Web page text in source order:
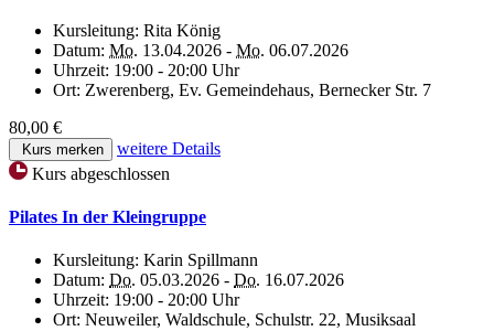
Kursleitung: Rita König
Datum: Mo. 13.04.2026 - Mo. 06.07.2026
Uhrzeit: 19:00 - 20:00 Uhr
Ort: Zwerenberg, Ev. Gemeindehaus, Bernecker Str. 7
80,00 €
Kurs merken
weitere Details
Kurs abgeschlossen
Pilates In der Kleingruppe
Kursleitung: Karin Spillmann
Datum: Do. 05.03.2026 - Do. 16.07.2026
Uhrzeit: 19:00 - 20:00 Uhr
Ort: Neuweiler, Waldschule, Schulstr. 22, Musiksaal